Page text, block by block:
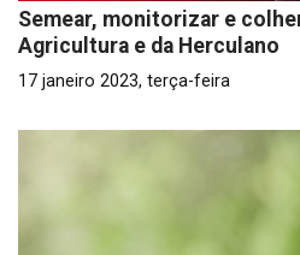
Semear, monitorizar e
Agricultura e da Herculano
17 janeiro 2023, terça-feira